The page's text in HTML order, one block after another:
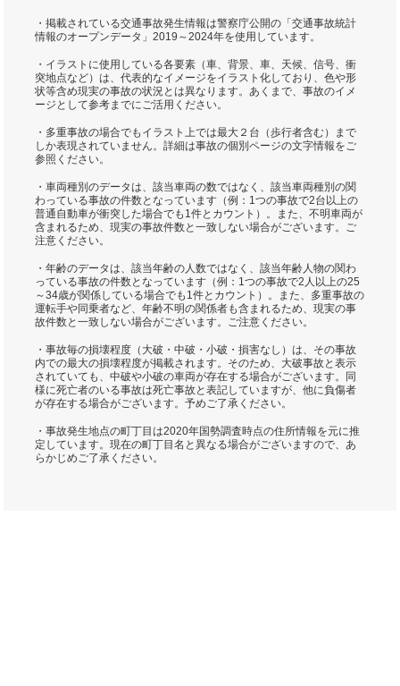
・掲載されている交通事故発生情報は警察庁公開の「交通事故統計
情報のオープンデータ」2019～2024年を使用しています。
・イラストに使用している各要素（車、背景、車、天候、信号、衝
突地点など）は、代表的なイメージをイラスト化しており、色や形
状等含め現実の事故の状況とは異なります。あくまで、事故のイメ
ージとして参考までにご活用ください。
・多重事故の場合でもイラスト上では最大２台（歩行者含む）まで
しか表現されていません。詳細は事故の個別ページの文字情報をご
参照ください。
・車両種別のデータは、該当車両の数ではなく、該当車両種別の関
わっている事故の件数となっています（例：1つの事故で2台以上の
普通自動車が衝突した場合でも1件とカウント）。また、不明車両が
含まれるため、現実の事故件数と一致しない場合がございます。ご
注意ください。
・年齢のデータは、該当年齢の人数ではなく、該当年齢人物の関わ
っている事故の件数となっています（例：1つの事故で2人以上の25
～34歳が関係している場合でも1件とカウント）。また、多重事故の
運転手や同乗者など、年齢不明の関係者も含まれるため、現実の事
故件数と一致しない場合がございます。ご注意ください。
・事故毎の損壊程度（大破・中破・小破・損害なし）は、その事故
内での最大の損壊程度が掲載されます。そのため、大破事故と表示
されていても、中破や小破の車両が存在する場合がございます。同
様に死亡者のいる事故は死亡事故と表記していますが、他に負傷者
が存在する場合がございます。予めご了承ください。
・事故発生地点の町丁目は2020年国勢調査時点の住所情報を元に推
定しています。現在の町丁目名と異なる場合がございますので、あ
らかじめご了承ください。